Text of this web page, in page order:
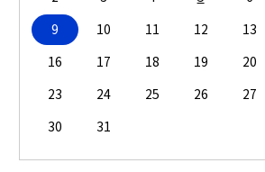
9
10 11 12 13
16
17 18 19 20
23
24 25 26 27
30
31